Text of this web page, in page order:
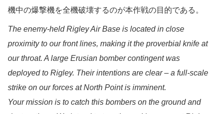
機中の爆撃機を全機破壊するのが本作戦の目的である。
The enemy-held Rigley Air Base is located in close
proximity to our front lines, making it the proverbial knife at
our throat. A large Erusian bomber contingent was
deployed to Rigley. Their intentions are clear – a full-scale
strike on our forces at North Point is imminent.
Your mission is to catch this bombers on the ground and